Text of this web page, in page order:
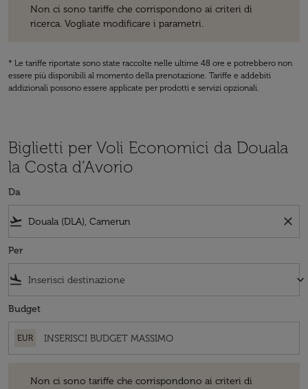
Non ci sono tariffe che corrispondono ai criteri di
ricerca. Vogliate modificare i parametri.
* Le tariffe riportate sono state raccolte nelle ultime 48 ore e potrebbero non
essere più disponibili al momento della prenotazione. Tariffe e addebiti
addizionali possono essere applicate per prodotti e servizi opzionali.
Biglietti per Voli Economici da Douala
la Costa d’Avorio
Da
flight_takeoff close
Per
flight_land keyboard_arrow_down
Budget
EUR
Non ci sono tariffe che corrispondono ai criteri di